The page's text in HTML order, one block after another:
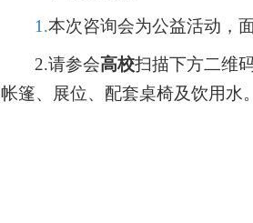
1.本次咨询会为公益活动，
2.请参会高校扫描下方二维
帐篷、展位、配套桌椅及饮用水